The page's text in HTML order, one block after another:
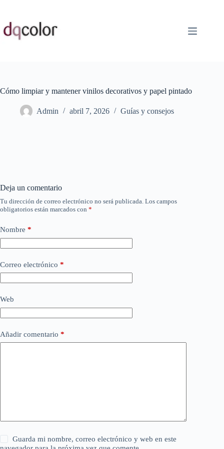
contenido
Cómo limpiar y mantener vinilos decorativos y papel pintado
Admin abril 7, 2026 Guías y consejos
Deja un comentario
Tu dirección de correo electrónico no será publicada. Los campos
obligatorios están marcados con *
Nombre *
Correo electrónico *
Web
Añadir comentario *
Guarda mi nombre, correo electrónico y web en este